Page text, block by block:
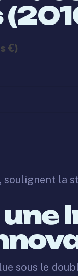
€)
soulignent
une
sous le